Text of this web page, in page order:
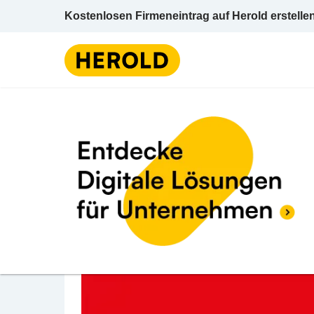
Kostenlosen Firmeneintrag auf Herold
Installateur
BEWERTUNG ABGEBEN
MS Installationen
Feldweg 198 8282 Bad Loipersdorf
Installateur